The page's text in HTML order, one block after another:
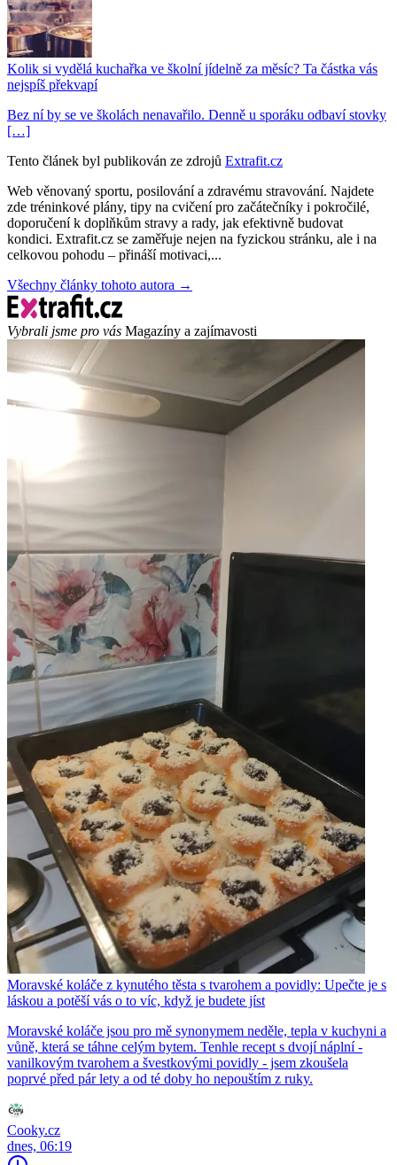
Kolik si vydělá kuchařka ve školní jídelně za měsíc? Ta částka vás
nejspíš překvapí
Bez ní by se ve školách nenavařilo. Denně u sporáku odbaví stovky
[…]
Tento článek byl publikován ze zdrojů Extrafit.cz
Web věnovaný sportu, posilování a zdravému stravování. Najdete
zde tréninkové plány, tipy na cvičení pro začátečníky i pokročilé,
doporučení k doplňkům stravy a rady, jak efektivně budovat
kondici. Extrafit.cz se zaměřuje nejen na fyzickou stránku, ale i na
celkovou pohodu – přináší motivaci,...
Všechny články tohoto autora →
Vybrali jsme pro vás Magazíny a zajímavosti
Moravské koláče z kynutého těsta s tvarohem a povidly: Upečte je s
láskou a potěší vás o to víc, když je budete jíst
Moravské koláče jsou pro mě synonymem neděle, tepla v kuchyni a
vůně, která se táhne celým bytem. Tenhle recept s dvojí náplní -
vanilkovým tvarohem a švestkovými povidly - jsem zkoušela
poprvé před pár lety a od té doby ho nepouštím z ruky.
Cooky.cz
dnes, 06:19